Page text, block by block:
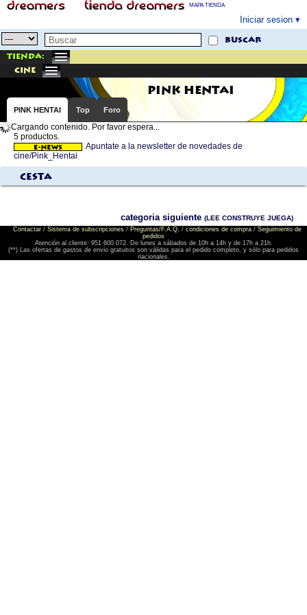
MAPA TIENDA
Iniciar sesion
buscar
Tienda:
cine
PINK HENTAI
PINK HENTAI Top Foro
Cargando contenido. Por favor espera...
5 productos.
Apuntate a la newsletter de novedades de
cine/Pink_Hentai
Cesta
categoria siguiente (LEE CONSTRUYE JUEGA)
Contactar/ Sistema de subscripciones/ Preguntas/F.A.Q. / condiciones de compra/ Seguimiento de
pedidos
Atención al cliente: 951 600 072. De lunes a sábados de 10h a 14h y de 17h a 21h.
(**) Las ofertas de gastos de envio gratuitos son válidas para el pedido completo, y sólo para pedidos
nacionales.